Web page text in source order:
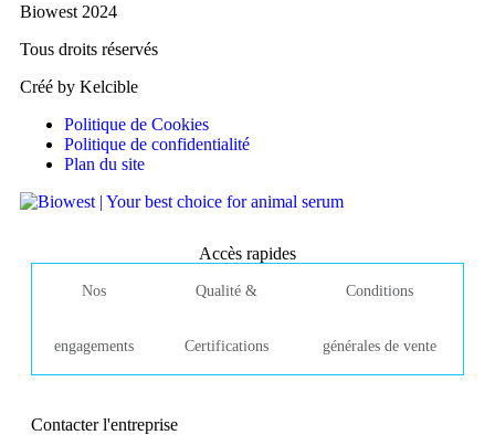
Biowest 2024
Tous droits réservés
Créé by Kelcible
Politique de Cookies
Politique de confidentialité
Plan du site
Accès rapides
Nos
engagements
Qualité &
Certifications
Conditions
générales de vente
Contacter l'entreprise